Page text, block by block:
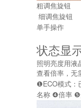
粗
细调焦旋
单手操作
状态显
照明亮度用液
查看倍率，无
❶ECO模式：
名称 ❹倍率 ❺